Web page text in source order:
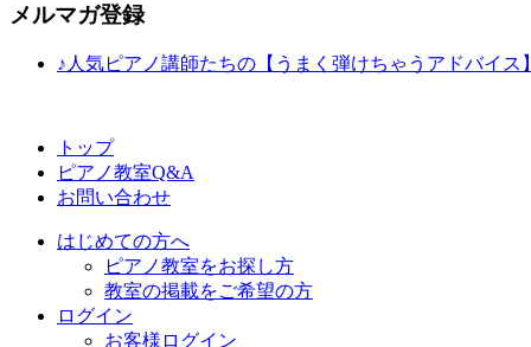
メルマガ登録
♪人気ピアノ講師たちの【うまく弾けちゃうアドバイス
トップ
ピアノ教室Q&A
お問い合わせ
はじめての方へ
ピアノ教室をお探し方
教室の掲載をご希望の方
ログイン
お客様ログイン